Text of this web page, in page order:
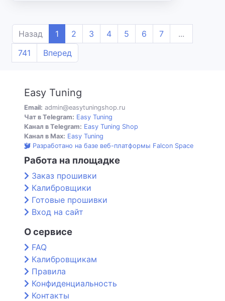
Назад 1 2 3 4 5 6 7
...
741
Вперед
Easy Tuning
Email: admin@easytuningshop.ru
Чат в Telegram: Easy Tuning
Канал в Telegram: Easy Tuning Shop
Канал в Max: Easy Tuning
Разработано на базе веб-платформы Falcon Space
Работа на площадке
Заказ прошивки
Калибровщики
Готовые прошивки
Вход на сайт
О сервисе
FAQ
Калибровщикам
Правила
Конфиденциальность
Контакты